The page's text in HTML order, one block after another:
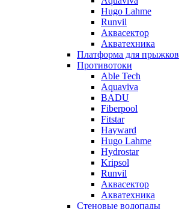
Hugo Lahme
Runvil
Аквасектор
Акватехника
Платформа для прыжков
Противотоки
Able Tech
Aquaviva
BADU
Fiberpool
Fitstar
Hayward
Hugo Lahme
Hydrostar
Kripsol
Runvil
Аквасектор
Акватехника
Стеновые водопады